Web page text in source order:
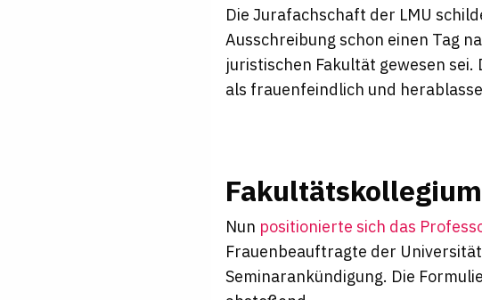
Die Jurafachschaft der LMU
Ausschreibung schon einen Tag
juristischen Fakultät gewesen
als frauenfeindlich und
Nun positionierte sich das
Frauenbeauftragte der
Seminarankündigung. Die